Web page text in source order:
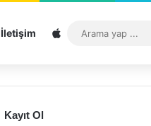
İletişim Sitemap
Kayıt Ol